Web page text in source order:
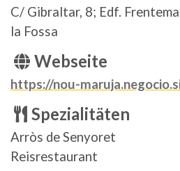
C/ Gibraltar, 8; Edf.
la Fossa
Webseite
https://nou-
Spezialitäten
Arròs de Senyoret
Reisrestaurant